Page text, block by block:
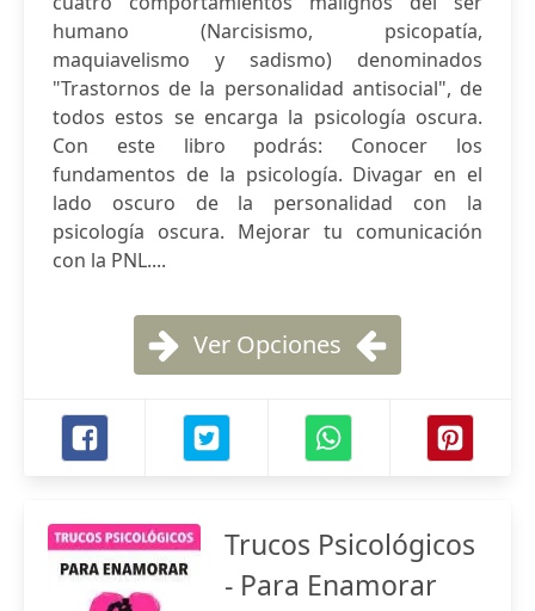
humano (Narcisismo, psicopatía,
maquiavelismo y sadismo) denominados
"Trastornos de la personalidad antisocial", de
todos estos se encarga la psicología oscura.
Con este libro podrás: Conocer los
fundamentos de la psicología. Divagar en el
lado oscuro de la personalidad con la
psicología oscura. Mejorar tu comunicación
con la PNL....
Ver Opciones
Trucos Psicológicos
- Para Enamorar